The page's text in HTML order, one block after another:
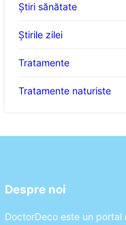
Ştiri sănătate
Știrile zilei
Tratamente
Tratamente naturiste
Despre noi
DoctorDeco este un